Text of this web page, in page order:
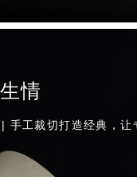
情
工裁切打造经典，让